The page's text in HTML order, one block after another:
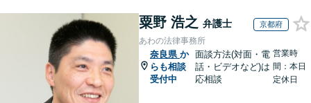
粟野 浩之 弁護士 京都府
あわの法律事務所
奈良県 か
らも相談
受付中
面談方法(対面・電
話・ビデオなど)は
応相談
営業時
間：本日
定休日